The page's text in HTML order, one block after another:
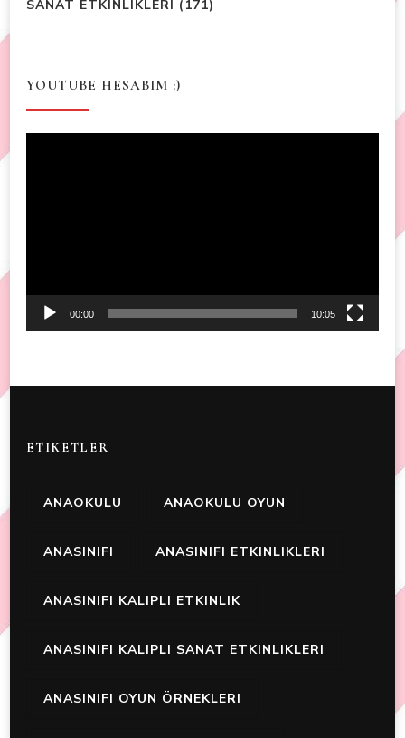
SANAT ETKINLIKLERI (171)
YOUTUBE HESABIM :)
00:00 10:05
ETIKETLER
ANAOKULU ANAOKULU OYUN
ANASINIFI ANASINIFI ETKINLIKLERI
ANASINIFI KALIPLI ETKINLIK
ANASINIFI KALIPLI SANAT ETKINLIKLERI
ANASINIFI OYUN ÖRNEKLERI